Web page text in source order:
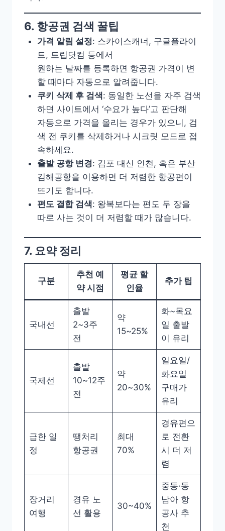
6. 항공권 검색 꿀팁
가격 알림 설정: 스카이스캐너, 구글플라이
트, 트립닷컴 등에서
원하는 날짜를 등록하면 항공권 가격이 변
할 때마다 자동으로 알려줍니다.
쿠키 삭제 후 검색: 동일한 노선을 자주 검색
하면 사이트에서 ‘수요가 높다’고 판단해
자동으로 가격을 올리는 경우가 있으니, 검
색 전 쿠키를 삭제하거나 시크릿 모드로 접
속하세요.
출발 공항 변경: 김포 대신 인천, 혹은 부산
김해공항을 이용하면 더 저렴한 항공편이
뜨기도 합니다.
편도 결합 검색: 왕복보다는 편도 두 장을
따로 사는 것이 더 저렴할 때가 많습니다.
7. 요약 정리
구분
추천 예
약 시점
평균 할
인율
추가 팁
국내선
출발
2~3주
전
약
15~25%
화~목요
일 출발
이 유리
국제선
출발
10~12주
전
약
20~30%
일요일/
화요일
구매가
유리
급한 일
정
땡처리
항공권
최대
70%
경유편으
로 전환
시 더 저
렴
장거리
여행
경유 노
선 활용
30~40%
중동·동
남아 항
공사 추
천